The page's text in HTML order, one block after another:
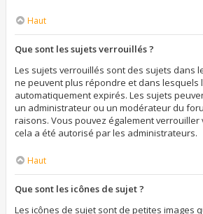
Haut
Que sont les sujets verrouillés ?
Les sujets verrouillés sont des sujets dans
ne peuvent plus répondre et dans lesquels
automatiquement expirés. Les sujets
un administrateur ou un modérateur du
raisons. Vous pouvez également verrouiller
cela a été autorisé par les administrateurs.
Haut
Que sont les icônes de sujet ?
Les icônes de sujet sont de petites images